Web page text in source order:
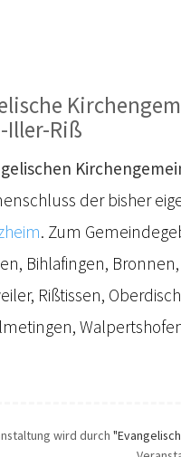
Iller-Riß
der bisher
. Zum
Bihlafingen,
Rißtissen,
wird durch